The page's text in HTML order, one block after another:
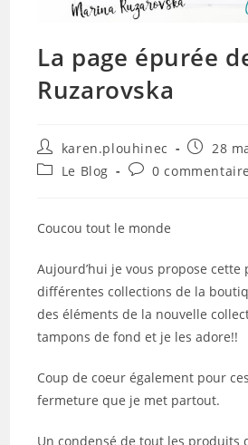
La page épurée
Ruzarovska
Auteur/autrice
de
la
karen.plouhinec
publiée :
28
PostLe Blog
Commentaires
publication :
0 commentaire
Coucou tout le monde
Aujourd’hui je vous propose cette
différentes collections de la
des éléments de la nouvelle
tampons de fond et je les adore!!
Coup de coeur également pour
fermeture que je met partout.
Un condensé de tout les produits